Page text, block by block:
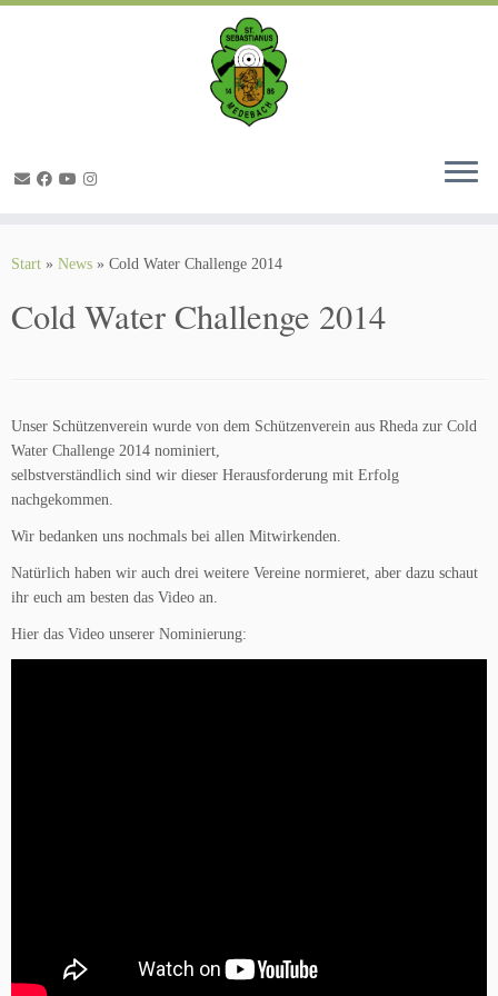
Zum
Start » News » Cold Water Challenge 2014
Cold Water Challenge 2014
Unser Schützenverein wurde von dem Schützenverein aus Rheda zur Cold
Water Challenge 2014 nominiert,
selbstverständlich sind wir dieser Herausforderung mit Erfolg
nachgekommen.
Wir bedanken uns nochmals bei allen Mitwirkenden.
Natürlich haben wir auch drei weitere Vereine normieret, aber dazu schaut
ihr euch am besten das Video an.
Hier das Video unserer Nominierung: